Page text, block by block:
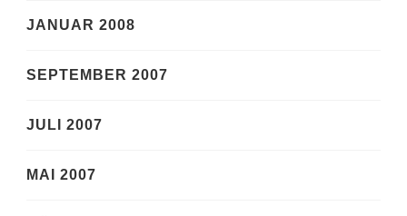
JANUAR 2008
SEPTEMBER 2007
JULI 2007
MAI 2007